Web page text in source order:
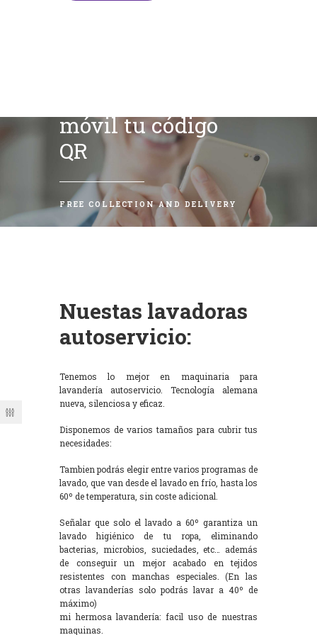
móvil tu código
QR
FREE COLLECTION AND DELIVERY
Nuestas lavadoras
autoservicio:
Tenemos lo mejor en maquinaria para
lavandería autoservicio. Tecnología alemana
nueva, silenciosa y eficaz.
Disponemos de varios tamaños para cubrir tus
necesidades:
Tambien podrás elegir entre varios programas de
lavado, que van desde el lavado en frío, hasta los
60º de temperatura, sin coste adicional.
Señalar que solo el lavado a 60º garantiza un
lavado higiénico de tu ropa, eliminando
bacterias, microbios, suciedades, etc… además
de conseguir un mejor acabado en tejidos
resistentes con manchas especiales. (En las
otras lavanderías solo podrás lavar a 40º de
máximo)
mi hermosa lavandería: facil uso de nuestras
maquinas.